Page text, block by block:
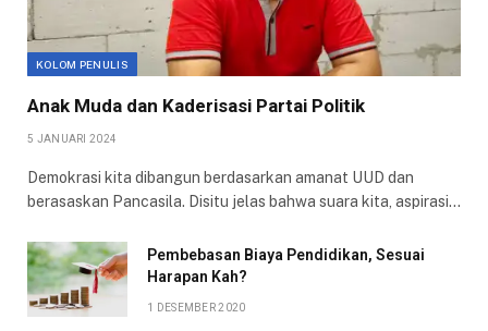
KOLOM PENULIS
Anak Muda dan Kaderisasi Partai Politik
5 JANUARI 2024
Demokrasi kita dibangun berdasarkan amanat UUD dan
berasaskan Pancasila. Disitu jelas bahwa suara kita, aspirasi…
Pembebasan Biaya Pendidikan, Sesuai
Harapan Kah?
1 DESEMBER 2020